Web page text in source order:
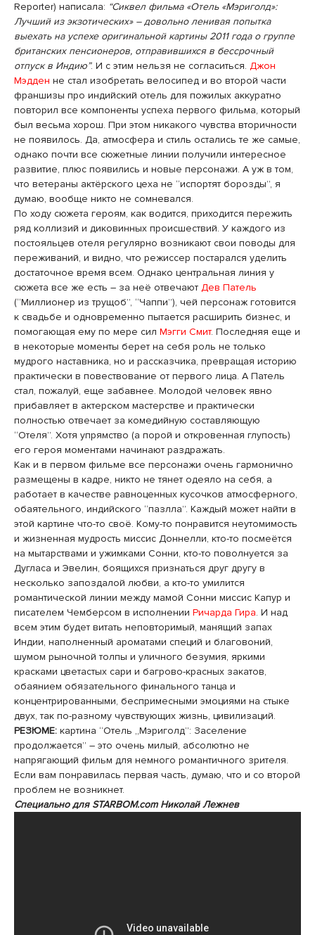
Reporter) написала: “Сиквел фильма «Отель «Мэриголд»:
Лучший из экзотических» – довольно ленивая попытка
выехать на успехе оригинальной картины 2011 года о группе
британских пенсионеров, отправившихся в бессрочный
отпуск в Индию”. И с этим нельзя не согласиться. Джон
Мэдден не стал изобретать велосипед и во второй части
франшизы про индийский отель для пожилых аккуратно
повторил все компоненты успеха первого фильма, который
был весьма хорош. При этом никакого чувства вторичности
не появилось. Да, атмосфера и стиль остались те же самые,
однако почти все сюжетные линии получили интересное
развитие, плюс появились и новые персонажи. А уж в том,
что ветераны актёрского цеха не “испортят борозды”, я
думаю, вообще никто не сомневался.
По ходу сюжета героям, как водится, приходится пережить
ряд коллизий и диковинных происшествий. У каждого из
постояльцев отеля регулярно возникают свои поводы для
переживаний, и видно, что режиссер постарался уделить
достаточное время всем. Однако центральная линия у
сюжета все же есть – за неё отвечают Дев Патель
(“Миллионер из трущоб”, “Чаппи”), чей персонаж готовится
к свадьбе и одновременно пытается расширить бизнес, и
помогающая ему по мере сил Мэгги Смит. Последняя еще и
в некоторые моменты берет на себя роль не только
мудрого наставника, но и рассказчика, превращая историю
практически в повествование от первого лица. А Патель
стал, пожалуй, еще забавнее. Молодой человек явно
прибавляет в актерском мастерстве и практически
полностью отвечает за комедийную составляющую
“Отеля”. Хотя упрямство (а порой и откровенная глупость)
его героя моментами начинают раздражать.
Как и в первом фильме все персонажи очень гармонично
размещены в кадре, никто не тянет одеяло на себя, а
работает в качестве равноценных кусочков атмосферного,
обаятельного, индийского “пазлла”. Каждый может найти в
этой картине что-то своё. Кому-то понравится неутомимость
и жизненная мудрость миссис Доннелли, кто-то посмеётся
на мытарствами и ужимками Сонни, кто-то поволнуется за
Дугласа и Эвелин, боящихся признаться друг другу в
несколько запоздалой любви, а кто-то умилится
романтической линии между мамой Сонни миссис Капур и
писателем Чемберсом в исполнении Ричарда Гира. И над
всем этим будет витать неповторимый, манящий запах
Индии, наполненный ароматами специй и благовоний,
шумом рыночной толпы и уличного безумия, яркими
красками цветастых сари и багрово-красных закатов,
обаянием обязательного финального танца и
концентрированными, беспримесными эмоциями на стыке
двух, так по-разному чувствующих жизнь, цивилизаций.
РЕЗЮМЕ: картина “Отель „Мэриголд”: Заселение
продолжается” – это очень милый, абсолютно не
напрягающий фильм для немного романтичного зрителя.
Если вам понравилась первая часть, думаю, что и со второй
проблем не возникнет.
Специально для STARBOM.com Николай Лежнев